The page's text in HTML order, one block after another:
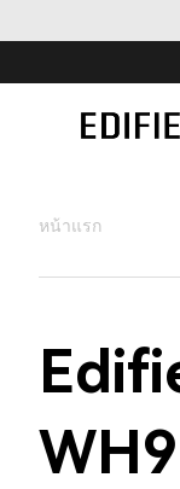
หน้าแรก